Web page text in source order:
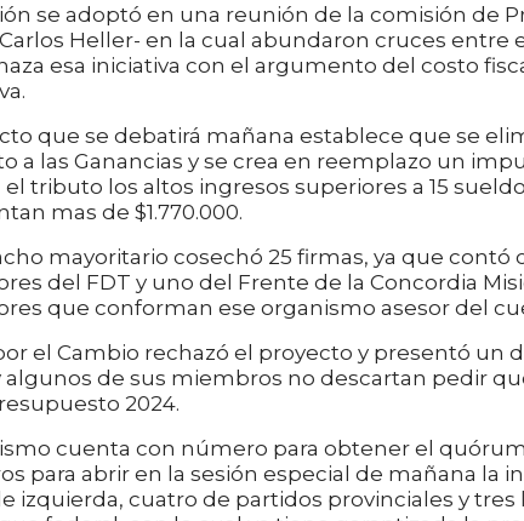
se adoptó en una reunión de la comisión de
Heller- en la cual abundaron cruces entre
esa iniciativa con el argumento del costo
que se debatirá mañana establece que se
a las Ganancias y se crea en reemplazo un
el tributo los altos ingresos superiores a 15
mas de $1.770.000.
mayoritario cosechó 25 firmas, ya que contó
del FDT y uno del Frente de la Concordia
que conforman ese organismo asesor del
el Cambio rechazó el proyecto y presentó un
algunos de sus miembros no descartan pedir
2024.
cuenta con número para obtener el
para abrir en la sesión especial de mañana la
izquierda, cuatro de partidos provinciales y tres